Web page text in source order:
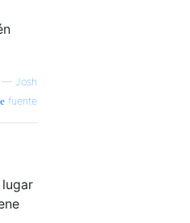
— Josh
fuente